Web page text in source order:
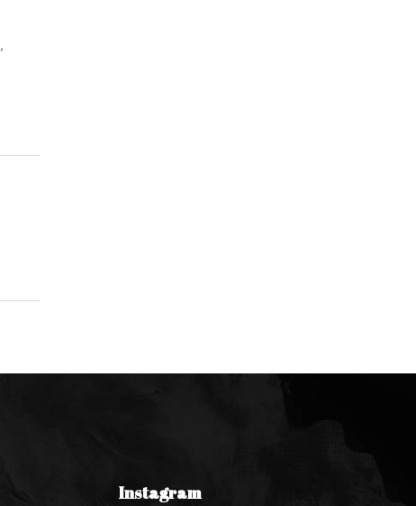
,
Instagram